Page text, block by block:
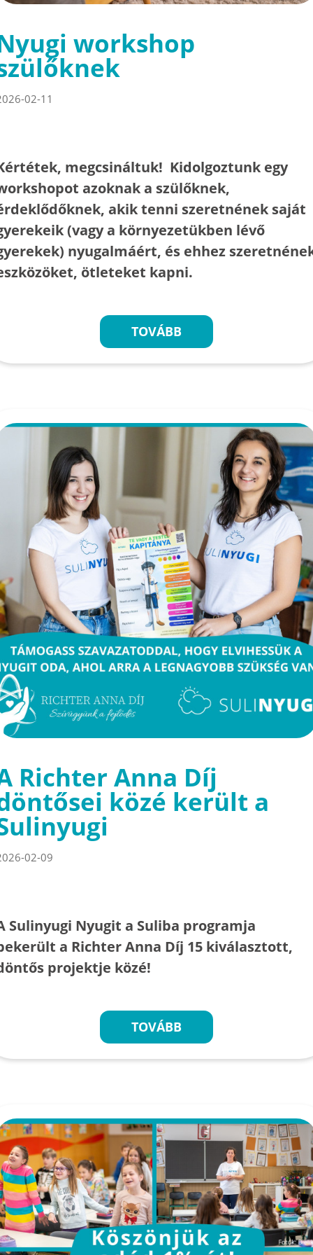
workshop
02-11
megcsináltuk! Kidolgoztunk egy
azoknak a szülőknek,
akik tenni szeretnének saját
(vagy a környezetükben lévő
nyugalmáért, és ehhez
ötleteket kapni.
TOVÁBB
Richter Anna Díj
közé került a
02-09
Sulinyugi Nyugit a Suliba programja
a Richter Anna Díj 15 kiválasztott,
projektje közé!
TOVÁBB